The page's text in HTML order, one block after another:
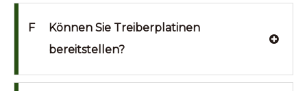
F
Können Sie Treiberplatinen
bereitstellen?